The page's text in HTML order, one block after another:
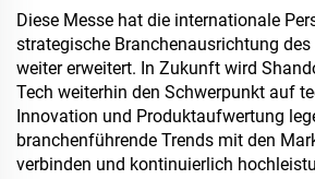
Diese Messe hat die internationale
strategische Branchenausrichtung des
weiter erweitert. In Zukunft wird
Tech weiterhin den Schwerpunkt auf
Innovation und Produkt­aufwertung
branchenführende Trends mit den
verbinden und kontinuierlich